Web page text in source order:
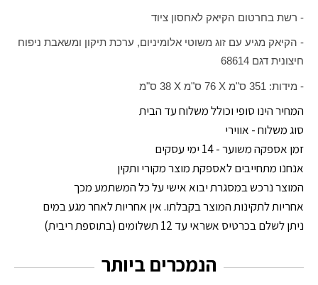
- רשת בחרטום הקיאק לאחסון ציוד
- הקיאק מגיע עם זוג משוטי אלומיניום, ערכת תיקון ומשאבת ניפוח
חיצונית דגם 68614
- מידות: 351 ס"מ X
X
המחיר הינו סופי וכולל משלוח עד הבית
סוג משלוח - אווירי
זמן אספקה משוער - 14 ימי עסקים
אנחנו מתחייבים לאספקת מוצר מקורי ותקין
המוצר נרכש במסגרת יבוא אישי על כל המשתמע מכך
אחריות לתקינות המוצר בקבלתו. אין אחריות לאחר מגע במים
ניתן לשלם בכרטיס אשראי עד 12 תשלומים (בתוספת ריבית)
הנמכרים ביותר